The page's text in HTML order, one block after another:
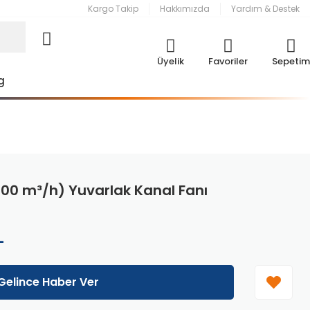
Kargo Takip Hakkımızda Yardım & Destek
Üyelik Favoriler Sepetim
m³/h) Yuvarlak Kanal Fanı
Haber Ver